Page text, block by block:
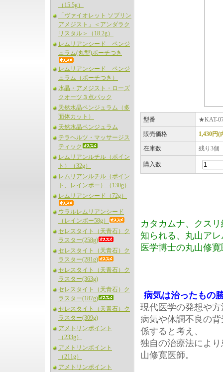
（15.5g）
「ヴァイオレット ソブリン
アメジスト」＜アンダラク
リスタル＞（18.2g）
レムリアンシード ペンジ
ュラム(丸型)ポーチつき
レムリアンシード ペンジ
ュラム（ポーチつき）
水晶・アメジスト・ローズ
クオーツ３点パック
天然水晶ペンジュラム（多
面体カット）
天然水晶ペンジュラム
テラヘルツ・マッサージス
ティック
レムリアンルチル（ポイン
ト）（32g）
レムリアンルチル（ポイン
ト、レインボー）（130g）
レムリアンシード（72g）
ウラルレムリアンシード
（レインボー58g）
セレスタイト（天青石）ク
ラスター(258g)
セレスタイト（天青石）ク
ラスター(281g)
セレスタイト（天青石）ク
ラスター(363g)
セレスタイト（天青石）ク
ラスター(187g)
セレスタイト（天青石）ク
ラスター(309g)
アメトリンポイント
（233g）
アメトリンポイント
（211g）
アメトリンポイント
型番 ★KAT-
販売価格 1,430円(
在庫数 残り3個
購入数
カタカムナ、クス
知られる、丸山ア
医学博士の丸山修
病気は治ったもの
現代医学の発想や
病気や体調不良の
係すると考え、
独自の治療法によ
山修寛医師。